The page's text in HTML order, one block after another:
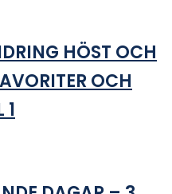
HÖST OCH
OCH
1